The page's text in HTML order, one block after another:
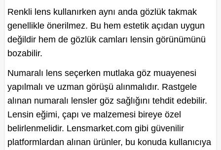
Renkli lens kullanırken aynı anda gözlük takmak
genellikle önerilmez. Bu hem estetik açıdan uygun
değildir hem de gözlük camları lensin görünümünü
bozabilir.
Numaralı lens seçerken mutlaka göz muayenesi
yapılmalı ve uzman görüşü alınmalıdır. Rastgele
alınan numaralı lensler göz sağlığını tehdit edebilir.
Lensin eğimi, çapı ve malzemesi bireye özel
belirlenmelidir. Lensmarket.com gibi güvenilir
platformlardan alınan ürünler, bu konuda kullanıcıya